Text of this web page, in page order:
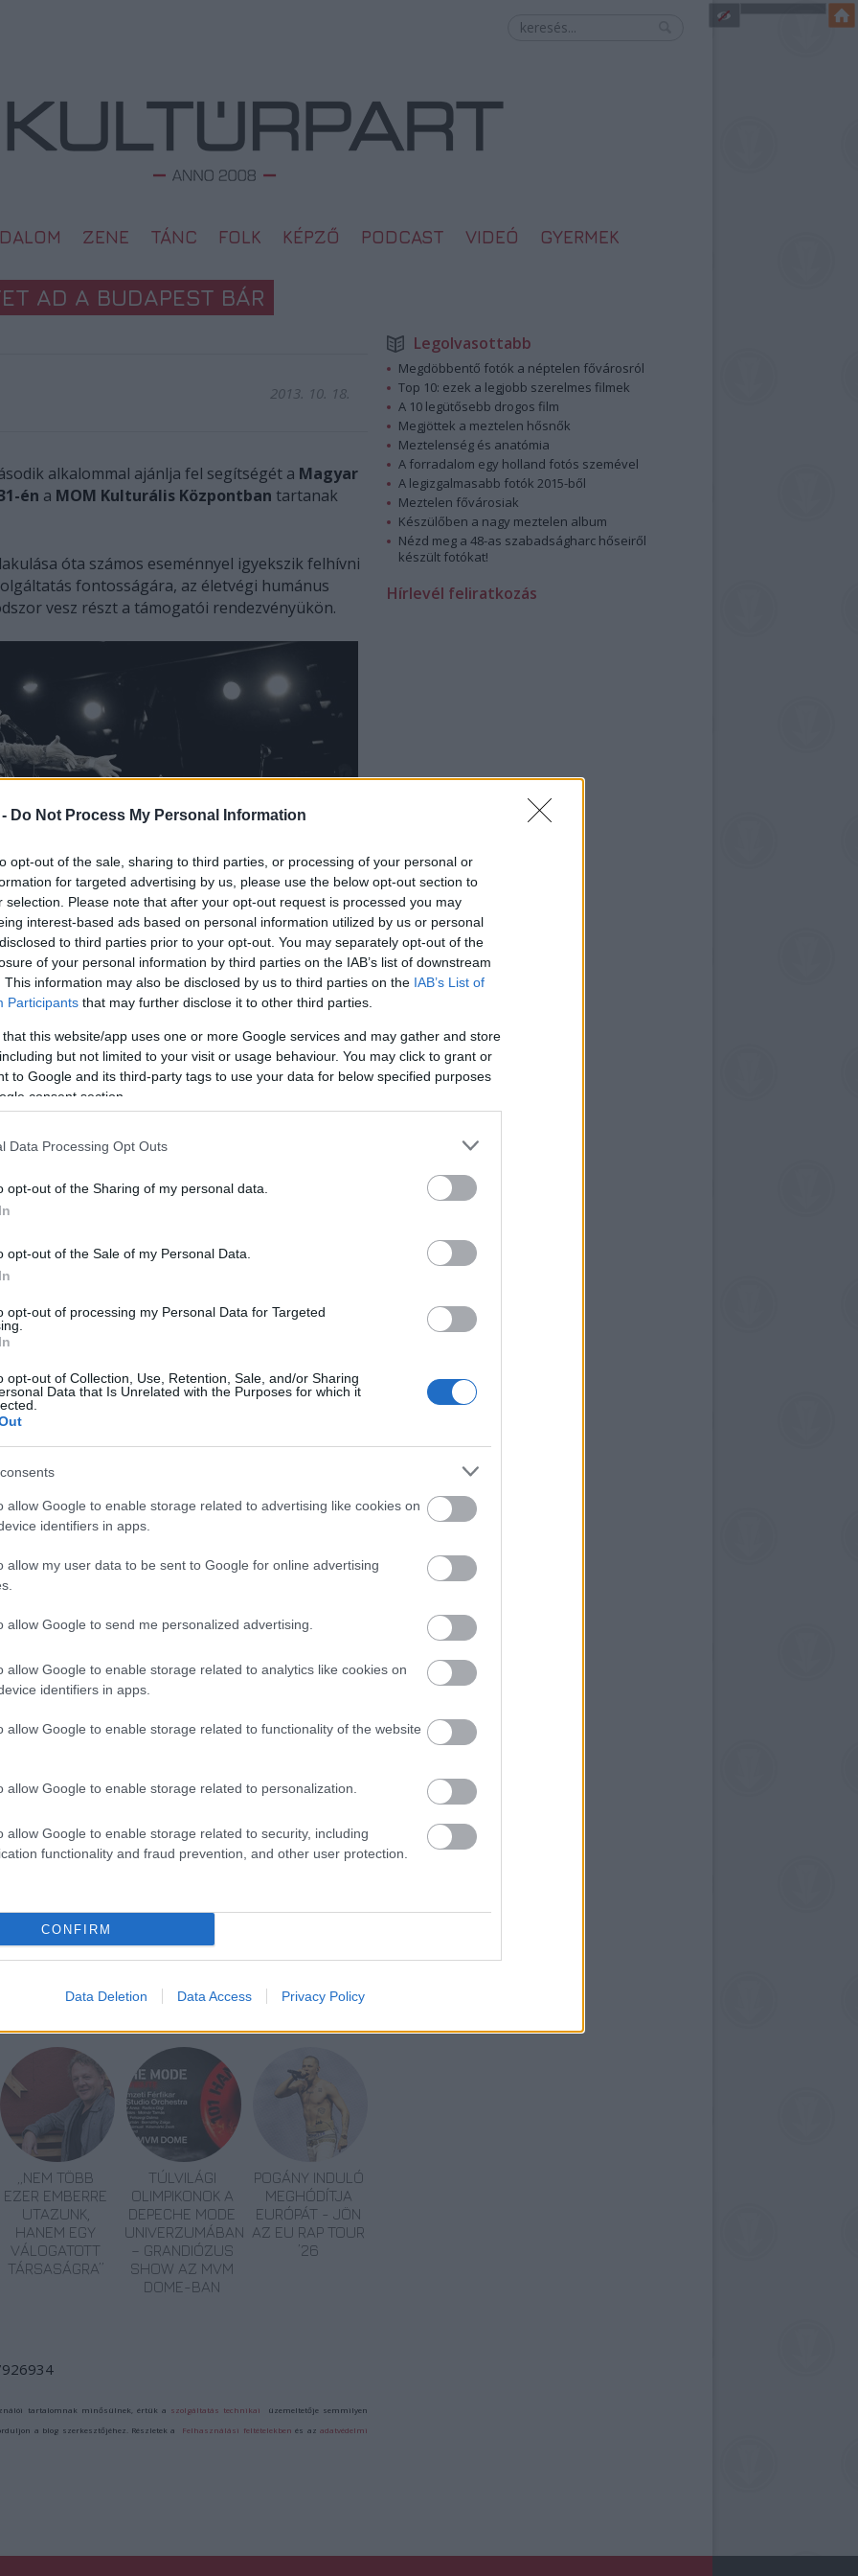
Do Not Process My Personal Information
opt-out of the sale, sharing to third parties, or processing of your personal or
for targeted advertising by us, please use the below opt-out section to
selection. Please note that after your opt-out request is processed you may
interest-based ads based on personal information utilized by us or personal
to third parties prior to your opt-out. You may separately opt-out of the
of your personal information by third parties on the IAB’s list of downstream
This information may also be disclosed by us to third parties on the IAB’s List of
Participants that may further disclose it to other third parties.
that this website/app uses one or more Google services and may gather and store
but not limited to your visit or usage behaviour. You may click to grant or
to Google and its third-party tags to use your data for below specified purposes
consent section.
Data Processing Opt Outs
opt-out of the Sharing of my personal data.
opt-out of the Sale of my Personal Data.
opt-out of processing my Personal Data for Targeted
opt-out of Collection, Use, Retention, Sale, and/or Sharing
Data that Is Unrelated with the Purposes for which it
allow Google to enable storage related to advertising like cookies on
identifiers in apps.
allow my user data to be sent to Google for online advertising
allow Google to send me personalized advertising.
allow Google to enable storage related to analytics like cookies on
identifiers in apps.
allow Google to enable storage related to functionality of the website
allow Google to enable storage related to personalization.
allow Google to enable storage related to security, including
functionality and fraud prevention, and other user protection.
CONFIRM
Data Deletion Data Access Privacy Policy
ZENE TÁNC FOLK KÉPZŐ PODCAST VIDEÓ GYERMEK
AD A BUDAPEST BÁR
2013. 10. 18.
alkalommal ajánlja fel segítségét a Magyar
én a MOM Kulturális Központban tartanak
óta számos eseménnyel igyekszik felhívni
fontosságára, az életvégi humánus
vesz részt a támogatói rendezvényükön.
Dóri a Budapest Bárral
az is beletartozik, hogy a méltóságát élete
maradjon magára. Amikor elmegyünk, úgyis
hogy a szeretteim és szeretet vegyen
Behumi Dóri, a Budapest Bár énekesnője.
vagyok körülvéve, akik tudják, hogy jó célt
nyújtani öröm, és aki megteheti, annak számára
az emberi élet talán legnehezebb állomását
koncertjeinkkel mi is mások életét
tenni – szerencsére nekünk könnyebb a
Budapest Bár vezetője.
végzi a gyógyíthatatlan daganatos betegek
és családjuk lelki támogatását. A
valamint szükség esetén a budapesti
értelemmel és tartalommal töltheti meg
gondozás mindenki számára térítésmentes.
energiát fektet a szemléletformálásra és a
hiszen egyre nagyobb a társadalom igénye
a figyelmet arra, hogy az emberi méltóság
elmúlás és a veszteség az élet természetes
további célja, a súlyos
attitűd erősítése, az önkéntes munka és a
a betegek fájdalomcsillapításához járul hozzá.
daganatos beteg egyheti
Alapítvány javára
Ökrös Károly, Farkas Mihály, Farkas Richárd,
1124, Csörsz u. 18.)
valamint a MOM jegypénztárában.
Jótékonyság
„NEM TÖBB
EZER EMBERRE
UTAZUNK,
HANEM EGY
VÁLOGATOTT
TÁRSASÁGRA”
TÚLVILÁGI
OLIMPIKONOK A
DEPECHE MODE
UNIVERZUMÁBAN
– GRANDIÓZUS
SHOW AZ MVM
DOME-BAN
POGÁNY INDULÓ
MEGHÓDÍTJA
EURÓPÁT - JÖN
AZ EU RAP TOUR
’26
tartalomnak minősülnek, értük a szolgáltatás technikai üzemeltetője semmilyen
a blog szerkesztőjéhez. Részletek a Felhasználási feltételekben és azadatvédelmi
Legolvasottabb
Megdöbbentő fotók a néptelen fővárosról
Top 10: ezek a legjobb szerelmes filmek
A 10 legütősebb drogos film
Megjöttek a meztelen hősnők
Meztelenség és anatómia
A forradalom egy holland fotós szemével
A legizgalmasabb fotók 2015-ből
Meztelen fővárosiak
Készülőben a nagy meztelen album
Nézd meg a 48-as szabadságharc hőseiről
készült fotókat!
Hírlevél feliratkozás